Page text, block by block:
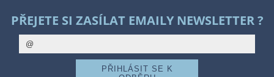
PŘEJETE SI ZASÍLAT EMAILY NEWSLETTER ?